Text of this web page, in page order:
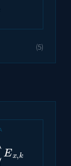
(5)